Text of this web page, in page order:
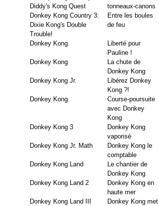
Diddy's Kong Quest
tonneaux-canons
Donkey Kong Country 3:
Dixie Kong's Double
Trouble!
Entre les boules
de feu
Donkey Kong
Liberté pour
Pauline !
Donkey Kong
La chute de
Donkey Kong
Donkey Kong Jr.
Libérez Donkey
Kong ?!
Donkey Kong
Course-poursuite
avec Donkey
Kong
Donkey Kong 3
Donkey Kong
vaporisé
Donkey Kong Jr. Math
Donkey Kong le
comptable
Donkey Kong Land
Le chantier de
Donkey Kong
Donkey Kong Land 2
Donkey Kong en
haute mer
Donkey Kong Land III
Donkey Kong met